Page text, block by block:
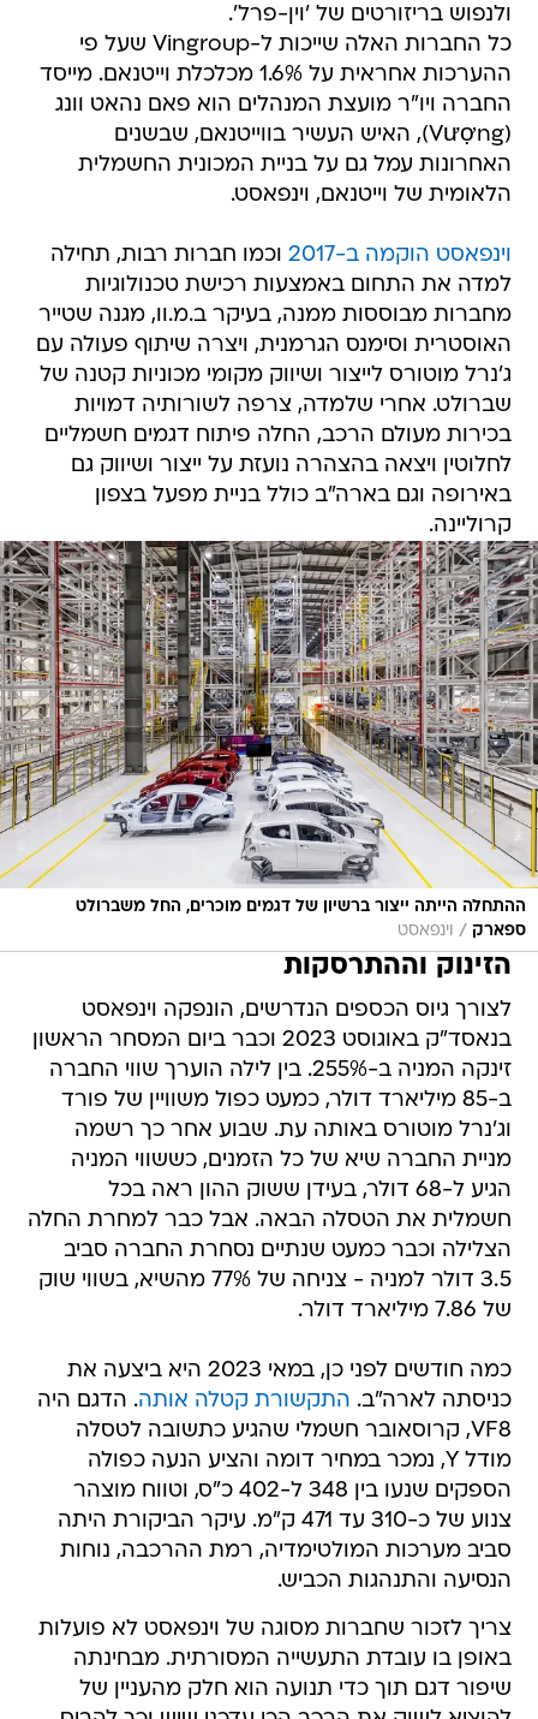
ולנפוש בריזורטים של 'וין-פרל'.
כל החברות האלה שייכות ל-Vingroup שעל פי
ההערכות אחראית על 1.6% מכלכלת וייטנאם. מייסד
החברה ויו"ר מועצת המנהלים הוא פאם נהאט וונג
(Vượng), האיש העשיר בווייטנאם, שבשנים
האחרונות עמל גם על בניית המכונית החשמלית
הלאומית של וייטנאם, וינפאסט.
וינפאסט הוקמה ב-2017
וכמו חברות רבות, תחילה
למדה את התחום באמצעות רכישת טכנולוגיות
מחברות מבוססות ממנה, בעיקר ב.מ.וו, מגנה שטייר
האוסטרית וסימנס הגרמנית, ויצרה שיתוף פעולה עם
ג'נרל מוטורס לייצור ושיווק מקומי מכוניות קטנה של
שברולט. אחרי שלמדה, צרפה לשורותיה דמויות
בכירות מעולם הרכב, החלה פיתוח דגמים חשמליים
לחלוטין ויצאה בהצהרה נועזת על ייצור ושיווק גם
באירופה וגם בארה"ב כולל בניית מפעל בצפון
קרוליינה.
ההתחלה הייתה ייצור ברשיון של דגמים מוכרים, החל משברולט
ספארק / וינפאסט
הזינוק וההתרסקות
לצורך גיוס הכספים הנדרשים, הונפקה וינפאסט
בנאסד"ק באוגוסט 2023 וכבר ביום המסחר הראשון
זינקה המניה ב-255%. בין לילה הוערך שווי החברה
ב-85 מיליארד דולר, כמעט כפול משוויין של פורד
וג'נרל מוטורס באותה עת. שבוע אחר כך רשמה
מניית החברה שיא של כל הזמנים, כששווי המניה
הגיע ל-68 דולר, בעידן ששוק ההון ראה בכל
חשמלית את הטסלה הבאה. אבל כבר למחרת החלה
הצלילה וכבר כמעט שנתיים נסחרת החברה סביב
3.5 דולר למניה - צניחה של 77% מהשיא, בשווי שוק
של 7.86 מיליארד דולר.
כמה חודשים לפני כן, במאי 2023 היא ביצעה את
כניסתה לארה"ב. התקשורת קטלה אותה. הדגם היה
VF8, קרוסאובר חשמלי שהגיע כתשובה לטסלה
מודל Y, נמכר במחיר דומה והציע הנעה כפולה
הספקים שנעו בין 348 ל-402 כ"ס, וטווח מוצהר
צנוע של כ-310 עד 471 ק"מ. עיקר הביקורת היתה
סביב מערכות המולטימדיה, רמת ההרכבה, נוחות
הנסיעה והתנהגות הכביש.
צריך לזכור שחברות מסוגה של וינפאסט לא פועלות
באופן בו עובדת התעשייה המסורתית. מבחינתה
שיפור דגם תוך כדי תנועה הוא חלק מהעניין של